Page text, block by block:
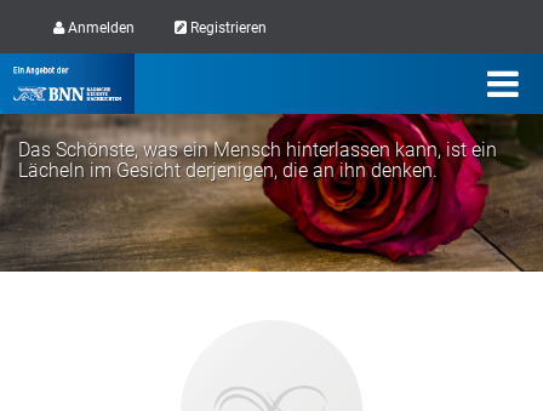
Anmelden Registrieren
Das Schönste, was ein Mensch hinterlassen kann, ist ein
Lächeln im Gesicht derjenigen, die an ihn denken.